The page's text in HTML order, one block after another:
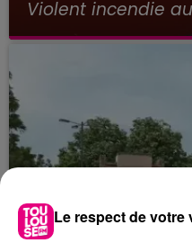
Violent incendie
Le respect de votre